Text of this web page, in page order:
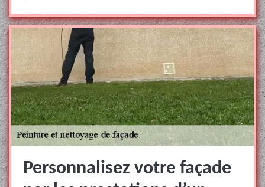
Personnalisez votre façade